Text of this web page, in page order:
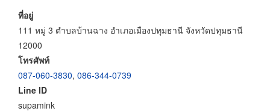
ที่อยู่
111 หมู่ 3 ตำบลบ้านฉาง อำเภอเมืองปทุมธานี จังหวัดปทุมธานี
12000
โทรศัพท์
087-060-3830, 086-344-0739
Line ID
supamink